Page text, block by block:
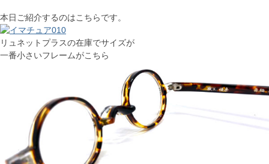
本日ご紹介するのはこちらです。
リュネットプラスの在庫でサイズが
一番小さいフレームがこちら